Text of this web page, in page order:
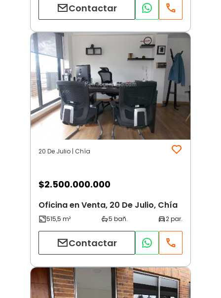
Contactar
20 De Julio | Chía
$2.500.000.000
Oficina en Venta, 20 De Julio, Chía
Contactar